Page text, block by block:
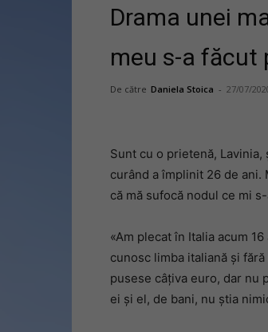
Drama unei
meu s-a făcut
De către Daniela Stoica - 27/07/
Sunt cu o prietenă,
curând a împlinit 26 de
că mă sufocă nodul ce mi
«Am plecat în Italia acum
cunosc limba italiană și
pusese câțiva euro, dar nu
ei și el, de bani, nu știa